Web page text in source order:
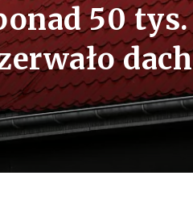
50 tys.
dach